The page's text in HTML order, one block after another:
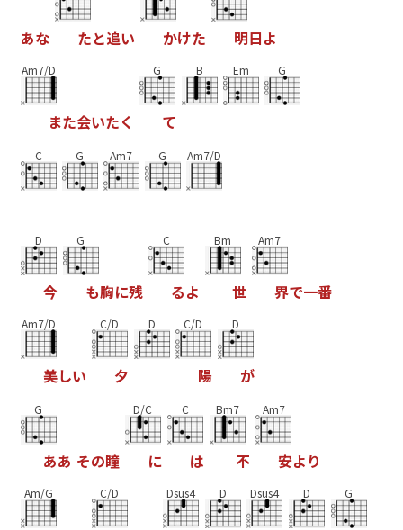
あな たと追い かけた 明日よ
Am7/D
また会いたく
G
て
B Em G
C G Am7 G Am7/D
D
今
G
も胸に残
C
るよ
Bm
世
Am7
界で一番
Am7/D
美しい
C/D
夕
D C/D
陽
D
が
G
ああ その瞳
D/C
に
C
は
Bm7
不
Am7
安よ り
Am/G C/D Dsus4 D Dsus4 D G